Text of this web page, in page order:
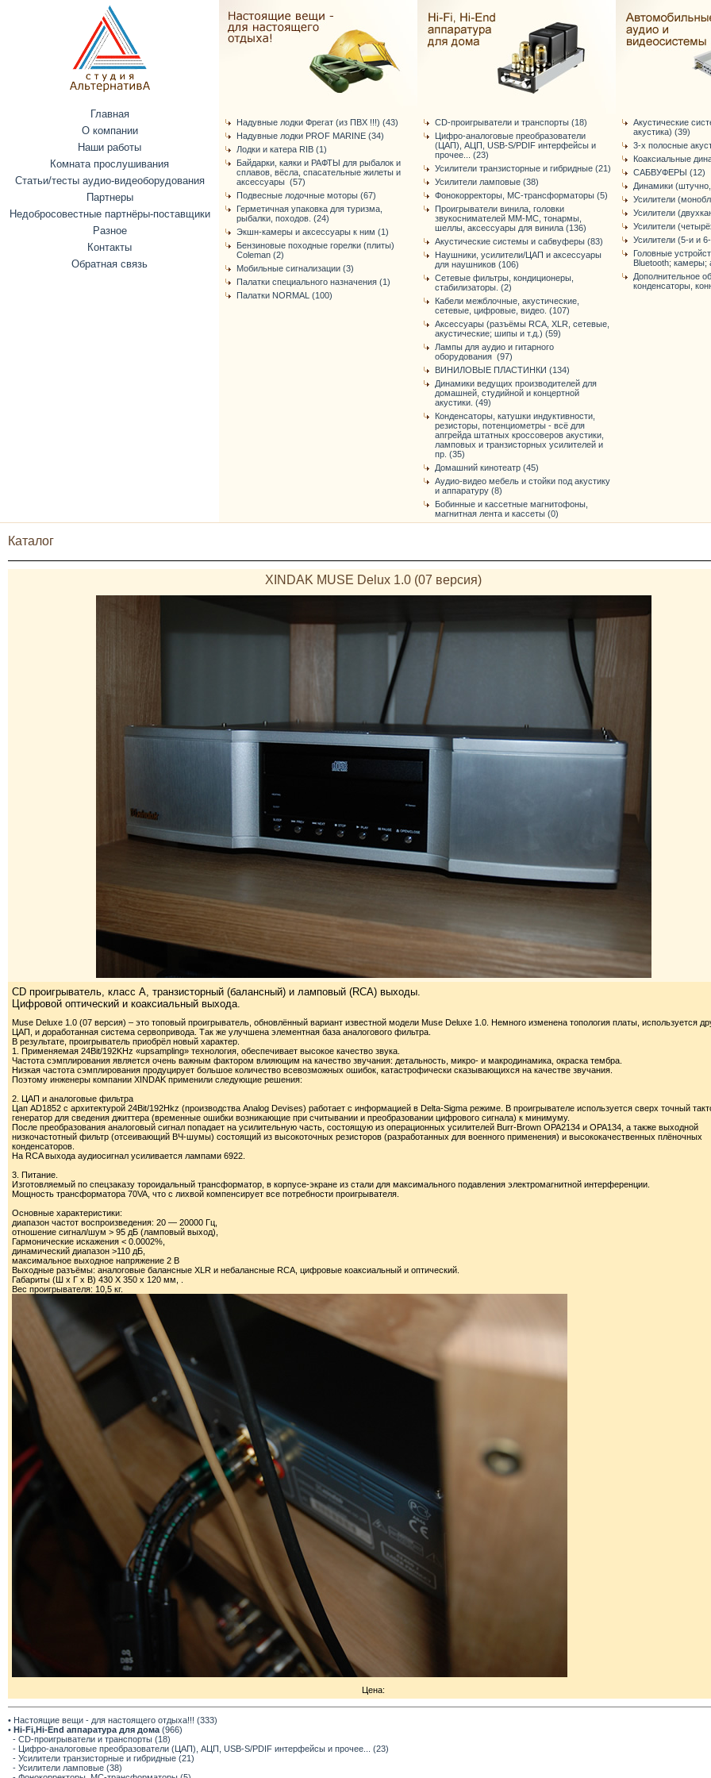
Главная
О компании
Наши работы
Комната прослушивания
Статьи/тесты аудио-видеоборудования
Партнеры
Недобросовестные партнёры-поставщики
Разное
Контакты
Обратная связь
Надувные лодки Фрегат (из ПВХ !!!) (43)
Надувные лодки PROF MARINE (34)
Лодки и катера RIB (1)
Байдарки, каяки и РАФТЫ для рыбалок и
сплавов, вёсла, спасательные жилеты и
аксессуары (57)
Подвесные лодочные моторы (67)
Герметичная упаковка для туризма,
рыбалки, походов. (24)
Экшн-камеры и аксессуары к ним (1)
Бензиновые походные горелки (плиты)
Coleman (2)
Мобильные сигнализации (3)
Палатки специального назначения (1)
Палатки NORMAL (100)
CD-проигрыватели и транспорты (18)
Цифро-аналоговые преобразователи
(ЦАП), АЦП, USB-S/PDIF интерфейсы и
прочее... (23)
Усилители транзисторные и гибридные (21)
Усилители ламповые (38)
Фонокорректоры, МС-трансформаторы (5)
Проигрыватели винила, головки
звукоснимателей ММ-МС, тонармы,
шеллы, аксессуары для винила (136)
Акустические системы и сабвуферы (83)
Наушники, усилители/ЦАП и аксессуары
для наушников (106)
Сетевые фильтры, кондиционеры,
стабилизаторы. (2)
Кабели межблочные, акустические,
сетевые, цифровые, видео. (107)
Аксессуары (разъёмы RCA, XLR, сетевые,
акустические; шипы и т.д.) (59)
Лампы для аудио и гитарного
оборудования (97)
ВИНИЛОВЫЕ ПЛАСТИНКИ (134)
Динамики ведущих производителей для
домашней, студийной и концертной
акустики. (49)
Конденсаторы, катушки индуктивности,
резисторы, потенциометры - всё для
апгрейда штатных кроссоверов акустики,
ламповых и транзисторных усилителей и
пр. (35)
Домашний кинотеатр (45)
Аудио-видео мебель и стойки под акустику
и аппаратуру (8)
Бобинные и кассетные магнитофоны,
магнитная лента и кассеты (0)
Акустические
акустика) (39)
3-х полосные
Коаксиальные
САБВУФЕРЫ (12)
Динамики
Усилители
Усилители
Усилители
Усилители (5-и и
Головные
Bluetooth; камеры;
Дополнительное
конденсаторы,
Каталог
XINDAK MUSE Delux 1.0 (07 версия)
CD проигрыватель, класс A, транзисторный (балансный) и ламповый (RCA) выходы.
Цифровой оптический и коаксиальный выхода.
Muse Deluxe 1.0 (07 версия) – это топовый проигрыватель, обновлённый вариант известной модели Muse Deluxe 1.0. Немного изменена топология платы, используется
ЦАП, и доработанная система сервопривода. Так же улучшена элементная база аналогового фильтра.
В результате, проигрыватель приобрёл новый характер.
1. Применяемая 24Bit/192KHz «upsampling» технология, обеспечивает высокое качество звука.
Частота сэмплирования является очень важным фактором влияющим на качество звучания: детальность, микро- и макродинамика, окраска тембра.
Низкая частота сэмплирования продуцирует большое количество всевозможных ошибок, катастрофически сказывающихся на качестве звучания.
Поэтому инженеры компании XINDAK применили следующие решения:
2. ЦАП и аналоговые фильтра
Цап AD1852 с архитектурой 24Bit/192Hkz (производства Analog Devises) работает с информацией в Delta-Sigma режиме. В проигрывателе используется сверх точный
генератор для сведения джиттера (временные ошибки возникающие при считывании и преобразовании цифрового сигнала) к минимуму.
После преобразования аналоговый сигнал попадает на усилительную часть, состоящую из операционных усилителей Burr-Brown OPA2134 и OPA134, а также выходной
низкочастотный фильтр (отсеивающий ВЧ-шумы) состоящий из высокоточных резисторов (разработанных для военного применения) и высококачественных плёночных
конденсаторов.
На RCA выхода аудиосигнал усиливается лампами 6922.
3. Питание.
Изготовляемый по спецзаказу тороидальный трансформатор, в корпусе-экране из стали для максимального подавления электромагнитной интерференции.
Мощность трансформатора 70VA, что с лихвой компенсирует все потребности проигрывателя.
Основные характеристики:
диапазон частот воспроизведения: 20 — 20000 Гц,
отношение сигнал/шум > 95 дБ (ламповый выход),
Гармонические искажения < 0.0002%,
динамический диапазон >110 дБ,
максимальное выходное напряжение 2 В
Выходные разъёмы: аналоговые балансные XLR и небалансные RCA, цифровые коаксиальный и оптический.
Габариты (Ш х Г х В) 430 X 350 х 120 мм, .
Вес проигрывателя: 10,5 кг.
Цена:
• Настоящие вещи - для настоящего отдыха!!! (333)
• Hi-Fi,Hi-End аппаратура для дома (966)
- CD-проигрыватели и транспорты (18)
- Цифро-аналоговые преобразователи (ЦАП), АЦП, USB-S/PDIF интерфейсы и прочее... (23)
- Усилители транзисторные и гибридные (21)
- Усилители ламповые (38)